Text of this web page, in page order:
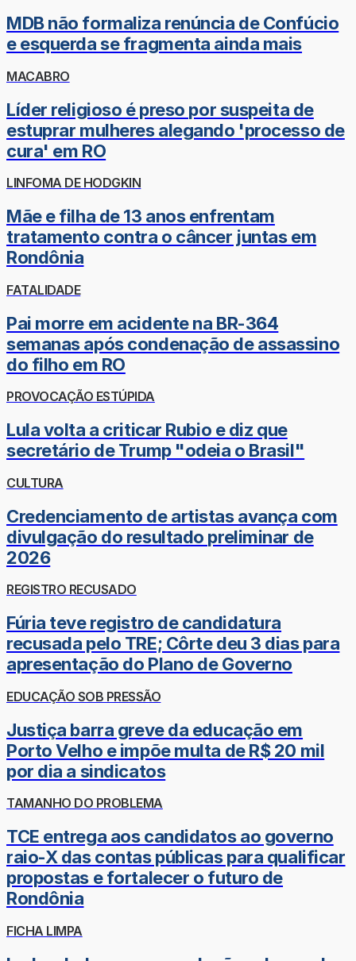
MDB não formaliza renúncia de Confúcio
e esquerda se fragmenta ainda mais
MACABRO
Líder religioso é preso por suspeita de
estuprar mulheres alegando 'processo de
cura' em RO
LINFOMA DE HODGKIN
Mãe e filha de 13 anos enfrentam
tratamento contra o câncer juntas em
Rondônia
FATALIDADE
Pai morre em acidente na BR-364
semanas após condenação de assassino
do filho em RO
PROVOCAÇÃO ESTÚPIDA
Lula volta a criticar Rubio e diz que
secretário de Trump "odeia o Brasil"
CULTURA
Credenciamento de artistas avança com
divulgação do resultado preliminar de
2026
REGISTRO RECUSADO
Fúria teve registro de candidatura
recusada pelo TRE; Côrte deu 3 dias para
apresentação do Plano de Governo
EDUCAÇÃO SOB PRESSÃO
Justiça barra greve da educação em
Porto Velho e impõe multa de R$ 20 mil
por dia a sindicatos
TAMANHO DO PROBLEMA
TCE entrega aos candidatos ao governo
raio-X das contas públicas para qualificar
propostas e fortalecer o futuro de
Rondônia
FICHA LIMPA